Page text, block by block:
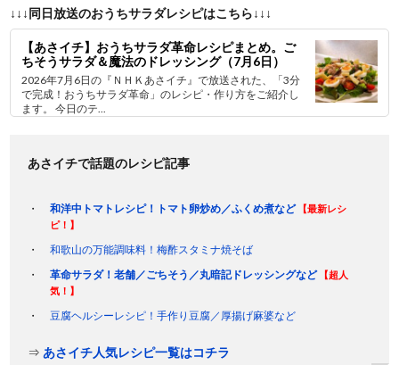
↓↓↓同日放送のおうちサラダレシピはこちら↓↓↓
【あさイチ】おうちサラダ革命レシピまとめ。ご
ちそうサラダ＆魔法のドレッシング（7月6日）
2026年7月6日の『ＮＨＫあさイチ』で放送された、「3分
で完成！おうちサラダ革命」のレシピ・作り方をご紹介し
ます。 今日のテ...
あさイチで話題のレシピ記事
和洋中トマトレシピ！トマト卵炒め／ふくめ煮など
【最新レシ
ピ！】
和歌山の万能調味料！梅酢スタミナ焼そば
革命サラダ！老舗／ごちそう／丸暗記ドレッシングなど
【超人
気！】
豆腐ヘルシーレシピ！手作り豆腐／厚揚げ麻婆など
⇒ あさイチ人気レシピ一覧はコチラ